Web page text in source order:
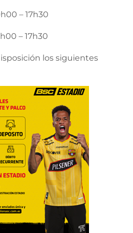
– 17h30
– 17h30
los siguientes